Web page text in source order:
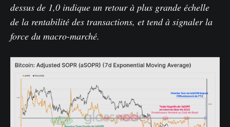
dessus de 1,0 indique un retour à plus grande échelle
de la rentabilité des transactions, et tend à signaler la
force du macro-marché.